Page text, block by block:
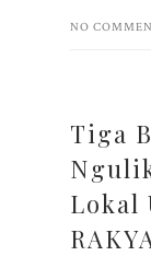
NO
Tiga
Lokal